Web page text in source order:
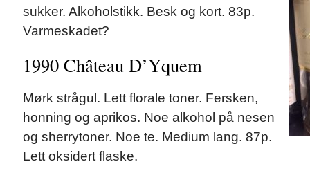
sukker. Alkoholstikk. Besk og kort. 83p.
Varmeskadet?
1990 Château D’Yquem
Mørk strågul. Lett florale toner. Fersken,
honning og aprikos. Noe alkohol på nesen
og sherrytoner. Noe te. Medium lang. 87p.
Lett oksidert flaske.